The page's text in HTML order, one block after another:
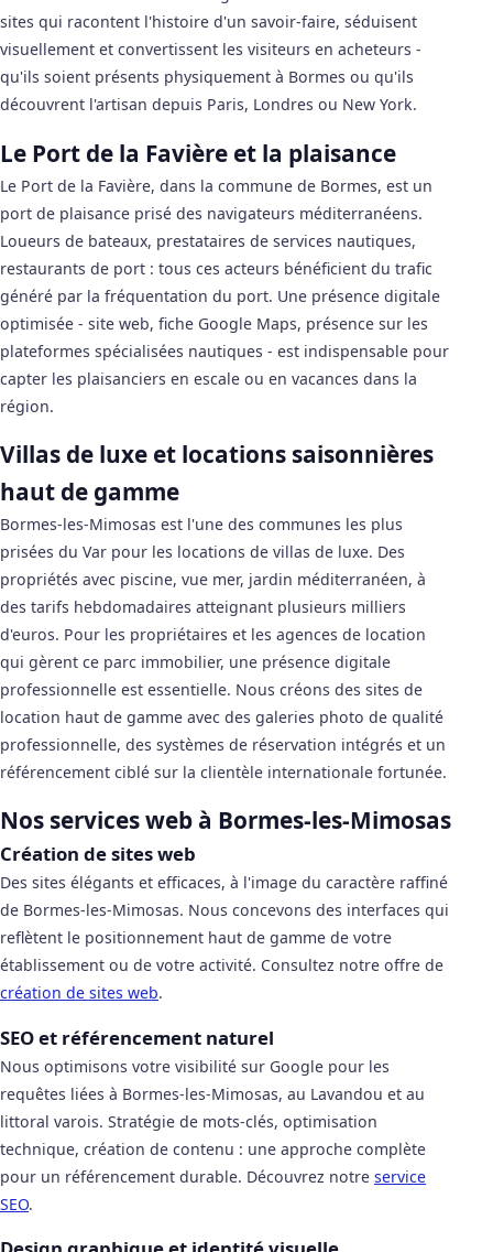
sites qui racontent l'histoire d'un savoir-faire, séduisent
visuellement et convertissent les visiteurs en acheteurs -
qu'ils soient présents physiquement à Bormes ou qu'ils
découvrent l'artisan depuis Paris, Londres ou New York.
Le Port de la Favière et la plaisance
Le Port de la Favière, dans la commune de Bormes, est un
port de plaisance prisé des navigateurs méditerranéens.
Loueurs de bateaux, prestataires de services nautiques,
restaurants de port : tous ces acteurs bénéficient du trafic
généré par la fréquentation du port. Une présence digitale
optimisée - site web, fiche Google Maps, présence sur les
plateformes spécialisées nautiques - est indispensable pour
capter les plaisanciers en escale ou en vacances dans la
région.
Villas de luxe et locations saisonnières
haut de gamme
Bormes-les-Mimosas est l'une des communes les plus
prisées du Var pour les locations de villas de luxe. Des
propriétés avec piscine, vue mer, jardin méditerranéen, à
des tarifs hebdomadaires atteignant plusieurs milliers
d'euros. Pour les propriétaires et les agences de location
qui gèrent ce parc immobilier, une présence digitale
professionnelle est essentielle. Nous créons des sites de
location haut de gamme avec des galeries photo de qualité
professionnelle, des systèmes de réservation intégrés et un
référencement ciblé sur la clientèle internationale fortunée.
Nos services web à Bormes-les-Mimosas
Création de sites web
Des sites élégants et efficaces, à l'image du caractère raffiné
de Bormes-les-Mimosas. Nous concevons des interfaces qui
reflètent le positionnement haut de gamme de votre
établissement ou de votre activité. Consultez notre offre de
création de sites web.
SEO et référencement naturel
Nous optimisons votre visibilité sur Google pour les
requêtes liées à Bormes-les-Mimosas, au Lavandou et au
littoral varois. Stratégie de mots-clés, optimisation
technique, création de contenu : une approche complète
pour un référencement durable. Découvrez notre service
SEO.